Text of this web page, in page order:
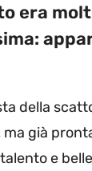
era
della
ma già
e